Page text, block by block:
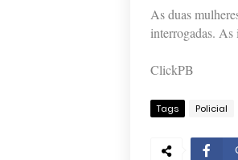
As duas
interrogadas.
ClickPB
Tags Policial